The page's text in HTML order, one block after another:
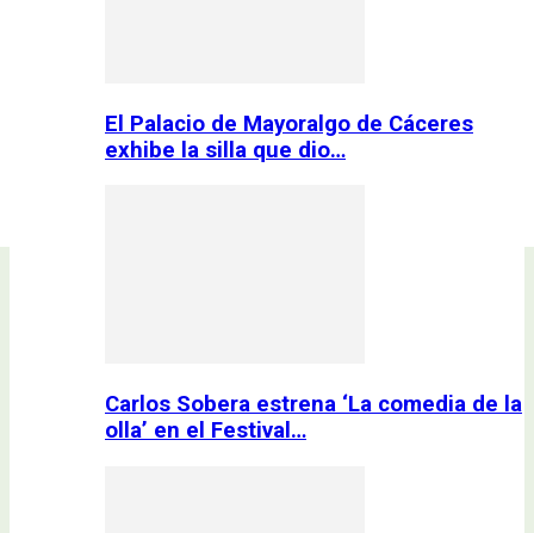
El Palacio de Mayoralgo de Cáceres
exhibe la silla que dio…
Carlos Sobera estrena ‘La comedia de la
olla’ en el Festival…